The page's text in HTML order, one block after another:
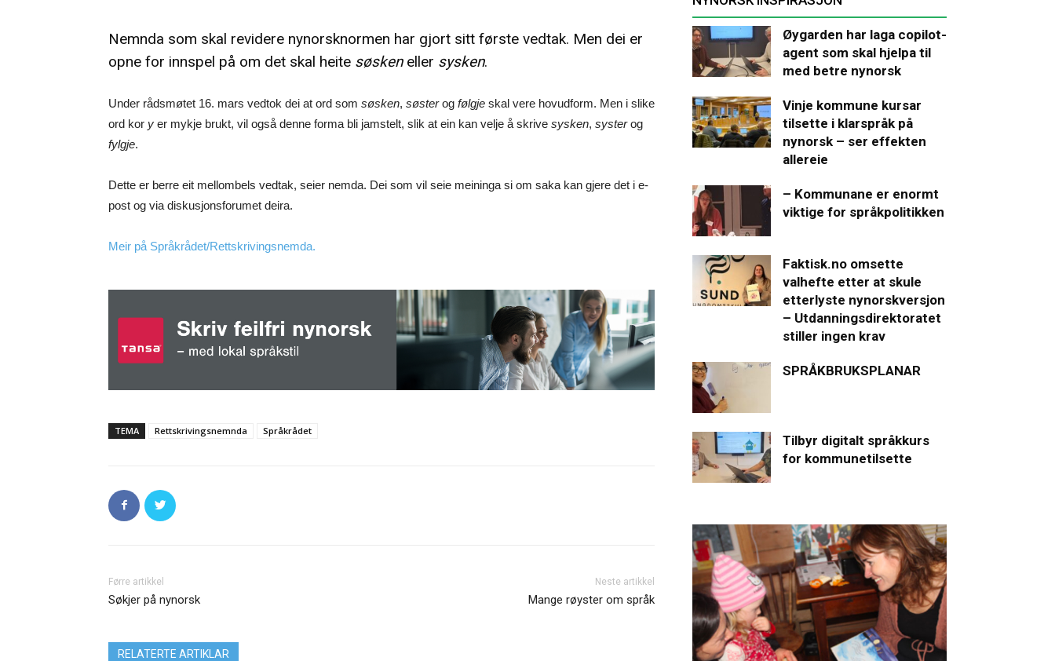
Nemnda som skal revidere nynorsknormen har gjort sitt første vedtak. Men dei er
opne for innspel på om det skal heite søsken eller sysken.
Under rådsmøtet 16. mars vedtok dei at ord som søsken, søsterog følgje skal vere hovudform. Men i slike
ord kor y er mykje brukt, vil også denne forma bli jamstelt, slik at ein kan velje å skrive sysken, systerog
fylgje.
Dette er berre eit mellombels vedtak, seier nemda. Dei som vil seie meininga si om saka kan gjere det i e-
post og via diskusjonsforumet deira.
Meir på Språkrådet/Rettskrivingsnemda.
TEMA Rettskrivingsnemnda Språkrådet
Førre artikkel
Søkjer på nynorsk
Neste artikkel
Mange røyster om språk
RELATERTE ARTIKLAR
Øygarden har laga copilot-
agent som skal hjelpa til
med betre nynorsk
Vinje kommune kursar
tilsette i klarspråk på
nynorsk – ser effekten
allereie
– Kommunane er enormt
viktige for språkpolitikken
Faktisk.no omsette
valhefte etter at skule
etterlyste nynorskversjon
– Utdanningsdirektoratet
stiller ingen krav
SPRÅKBRUKSPLANAR
Tilbyr digitalt språkkurs
for kommunetilsette